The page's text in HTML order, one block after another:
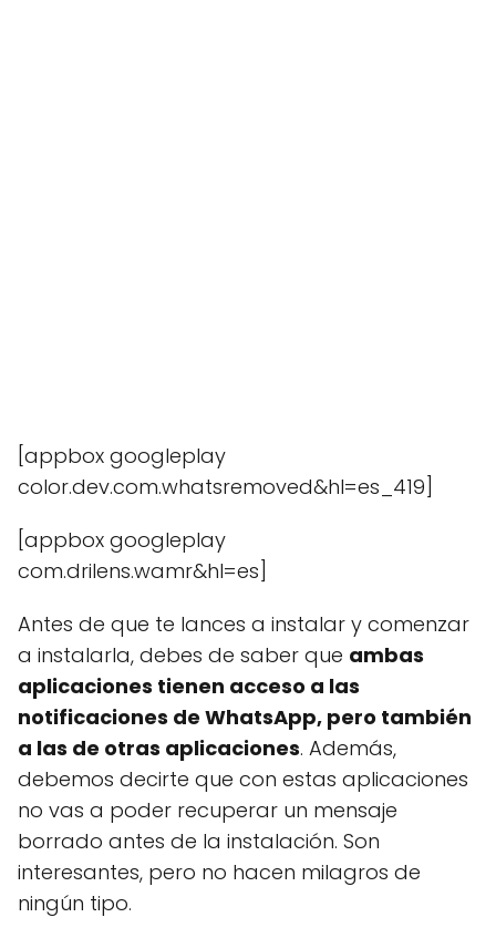
[appbox googleplay
color.dev.com.whatsremoved&hl=es_419]
[appbox googleplay
com.drilens.wamr&hl=es]
Antes de que te lances a instalar y comenzar
a instalarla, debes de saber que ambas
aplicaciones tienen acceso a las
notificaciones de WhatsApp, pero también
a las de otras aplicaciones. Además,
debemos decirte que con estas aplicaciones
no vas a poder recuperar un mensaje
borrado antes de la instalación. Son
interesantes, pero no hacen milagros de
ningún tipo.